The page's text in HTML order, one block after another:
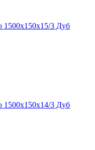
1500х150х15/3 Дуб
1500х150х14/3 Дуб